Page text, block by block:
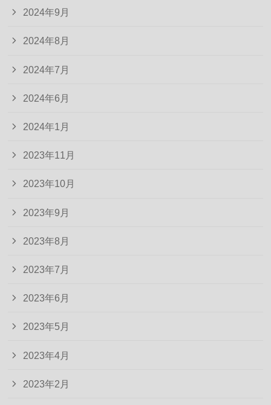
2024年9月
2024年8月
2024年7月
2024年6月
2024年1月
2023年11月
2023年10月
2023年9月
2023年8月
2023年7月
2023年6月
2023年5月
2023年4月
2023年2月